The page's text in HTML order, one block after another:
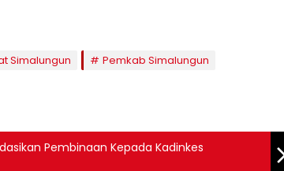
Simalungun
Pemkab Simalungun
Pembinaan Kepada Kadinkes